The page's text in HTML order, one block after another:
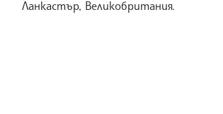
Ланкастър, Великобритания.